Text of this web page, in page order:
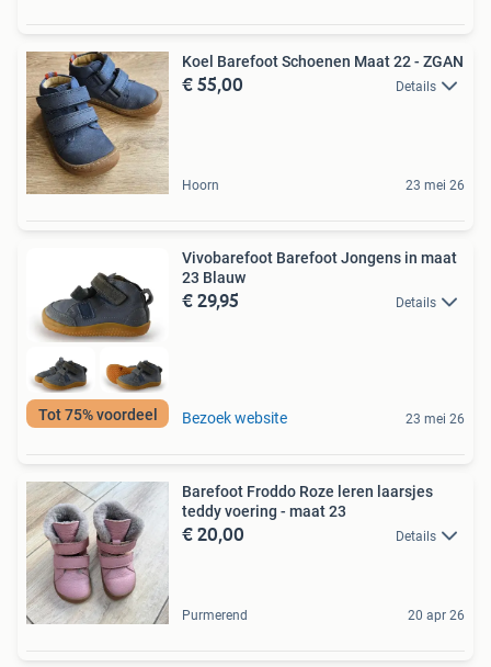
Koel Barefoot Schoenen Maat 22 - ZGAN
€ 55,00 Details
Hoorn 23 mei 26
Tot 75% voordeel
Vivobarefoot Barefoot Jongens in maat
23 Blauw
€ 29,95 Details
Bezoek website 23 mei 26
Barefoot Froddo Roze leren laarsjes
teddy voering - maat 23
€ 20,00 Details
Purmerend 20 apr 26